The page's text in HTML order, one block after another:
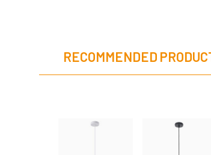
RECOMMENDED